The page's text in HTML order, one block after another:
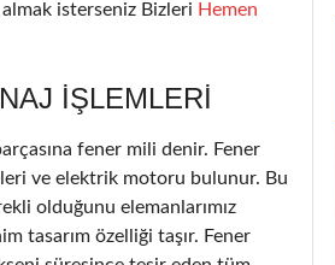
isterseniz Bizleri Hemen
IŞLEMLERI
fener mili denir. Fener
ve elektrik motoru bulunur. Bu
olduğunu elemanlarımız
tasarım özelliği taşır. Fener